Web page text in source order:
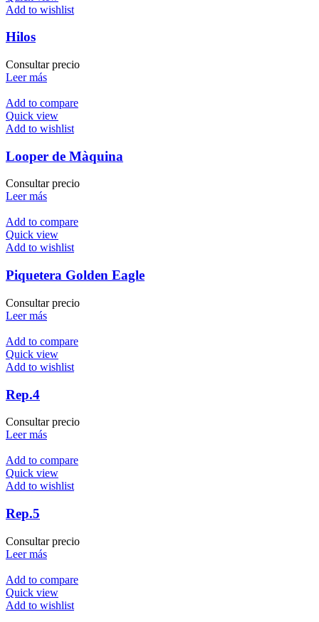
Add to wishlist
Hilos
Consultar precio
Leer más
Add to compare
Quick view
Add to wishlist
Looper de Màquina
Consultar precio
Leer más
Add to compare
Quick view
Add to wishlist
Piquetera Golden Eagle
Consultar precio
Leer más
Add to compare
Quick view
Add to wishlist
Rep.4
Consultar precio
Leer más
Add to compare
Quick view
Add to wishlist
Rep.5
Consultar precio
Leer más
Add to compare
Quick view
Add to wishlist